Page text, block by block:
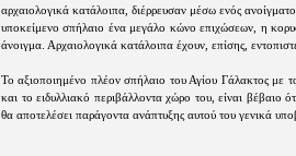
αρχαιολογικά κατάλοιπα, διέρρευσαν μέσω ενός
υποκείμενο σπήλαιο ένα μεγάλο κώνο επιχώσεων, η
άνοιγμα. Αρχαιολογικά κατάλοιπα έχουν, επίσης,
Το αξιοποιημένο πλέον σπήλαιο του Αγίου Γάλακτος με
και το ειδυλλιακό περιβάλλοντα χώρο του, είναι βέβαιο
θα αποτελέσει παράγοντα ανάπτυξης αυτού του γενικά